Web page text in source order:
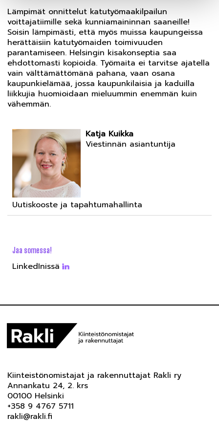
Lämpimät onnittelut katutyömaakilpailun
voittajatiimille sekä kunniamaininnan saaneille!
Soisin lämpimästi, että myös muissa kaupungeissa
herättäisiin katutyömaiden toimivuuden
parantamiseen. Helsingin kisakonseptia saa
ehdottomasti kopioida. Työmaita ei tarvitse ajatella
vain välttämättömänä pahana, vaan osana
kaupunkielämää, jossa kaupunkilaisia ja kaduilla
liikkujia huomioidaan mieluummin enemmän kuin
vähemmän.
Katja Kuikka
Viestinnän asiantuntija
Uutiskooste ja tapahtumahallinta
Jaa somessa!
LinkedInissä
Kiinteistönomistajat ja rakennuttajat Rakli ry
Annankatu 24, 2. krs
00100 Helsinki
+358 9 4767 5711
rakli@rakli.fi